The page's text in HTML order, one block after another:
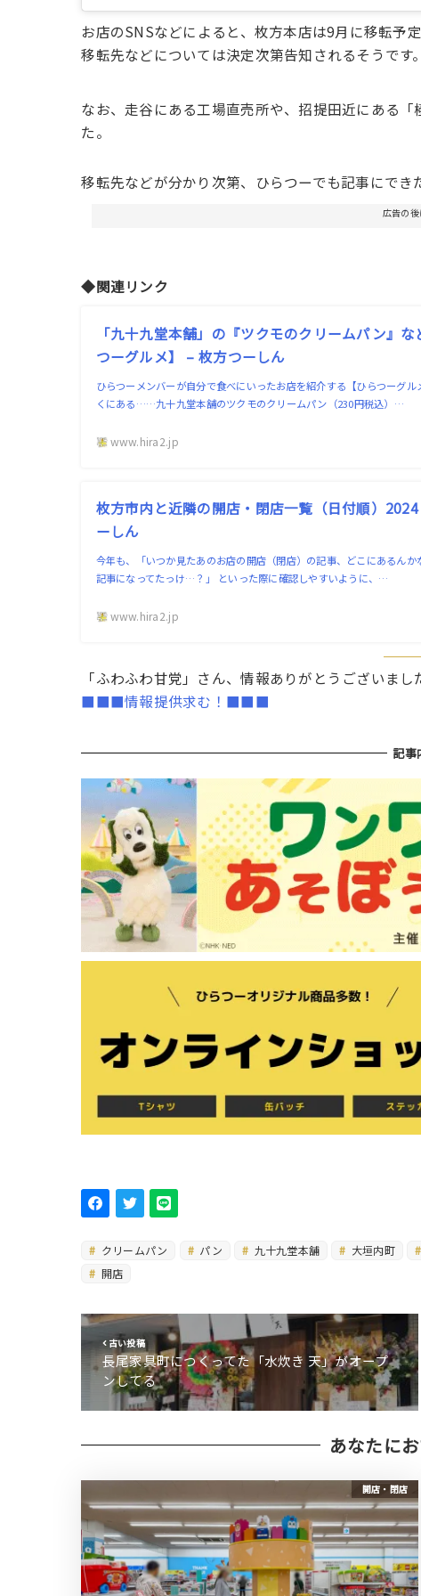
お店のSNSなどによると、枚方本店は9月に移転予
移転先などについては決定次第告知されるそうです。
なお、走谷にある工場直売所や、招提田近にある
た。
移転先などが分かり次第、ひらつーでも記事にでき
広告の
◆関連リンク
「九十九堂本舗」の『ツクモのクリームパン』
つーグルメ】 – 枚方つーしん
ひらつーメンバーが自分で食べにいったお店を紹介する【ひらつーグ
くにある……九十九堂本舗のツクモのクリームパン（230円税込）…
www.hira2.jp
枚方市内と近隣の開店・閉店一覧（日付順）
ーしん
今年も、「いつか見たあのお店の開店（閉店）の記事、どこにあるん
記事になってたっけ…？」 といった際に確認しやすいように、…
www.hira2.jp
「ふわふわ甘党」さん、情報ありがとうございまし
■■■情報提供求む！■■■
記事
クリームパン パン 九十九堂本舗 大垣内町
開店
古い投稿
長尾家具町につくってた「水炊き 天」がオープ
ンしてる
あなたに
開店・閉店